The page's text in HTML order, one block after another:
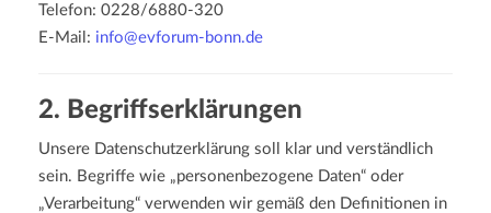
Telefon: 0228/6880-320
E-Mail: info@evforum-bonn.de
2. Begriffserklärungen
Unsere Datenschutzerklärung soll klar und verständlich
sein. Begriffe wie „personenbezogene Daten“ oder
„Verarbeitung“ verwenden wir gemäß den Definitionen in